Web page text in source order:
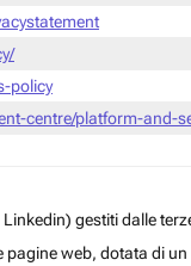
policy
centre/platform-and-
gestiti dalle
web, dotata di